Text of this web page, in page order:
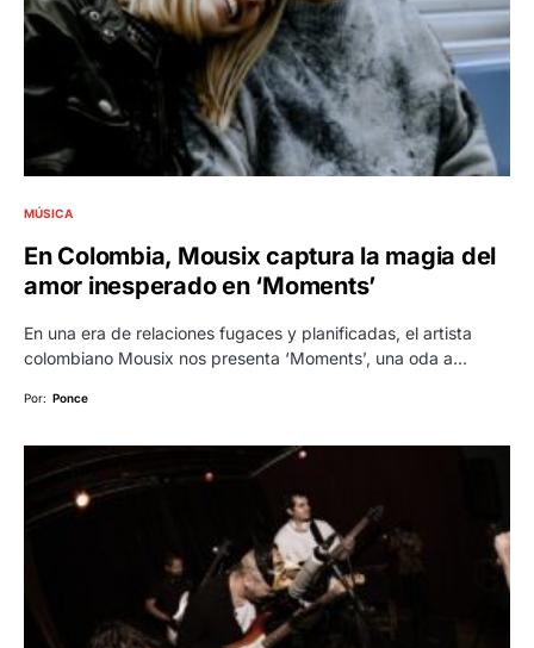
MÚSICA
En Colombia, Mousix captura la magia del
amor inesperado en ‘Moments’
En una era de relaciones fugaces y planificadas, el artista
colombiano Mousix nos presenta ‘Moments’, una oda a…
Por: Ponce